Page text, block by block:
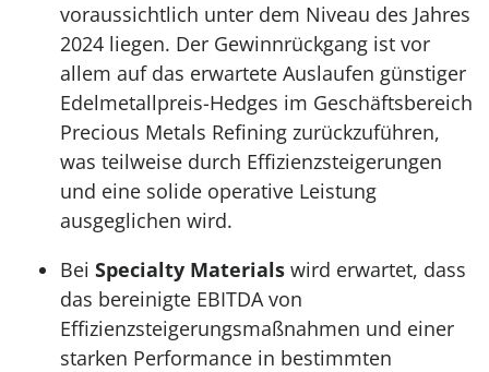
voraussichtlich unter dem Niveau des Jahres
2024 liegen. Der Gewinnrückgang ist vor
allem auf das erwartete Auslaufen günstiger
Edelmetallpreis-Hedges im Geschäftsbereich
Precious Metals Refining zurückzuführen,
was teilweise durch Effizienzsteigerungen
und eine solide operative Leistung
ausgeglichen wird.
Bei Specialty Materials wird erwartet, dass
das bereinigte EBITDA von
Effizienzsteigerungsmaßnahmen und einer
starken Performance in bestimmten